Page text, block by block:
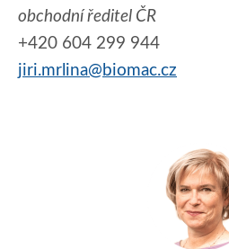
obchodní ředitel ČR
+420 604 299 944
jiri.mrlina@biomac.cz